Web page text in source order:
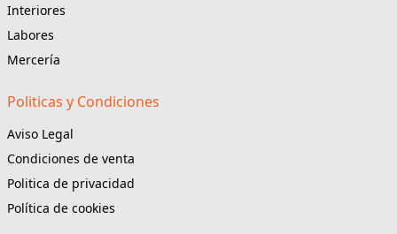
Interiores
Labores
Mercería
Politicas y Condiciones
Aviso Legal
Condiciones de venta
Politica de privacidad
Política de cookies